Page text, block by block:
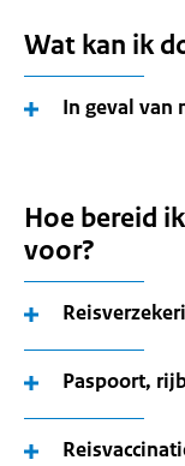
Wat kan ik
In geval van
Hoe bereid
voor?
Paspoort,